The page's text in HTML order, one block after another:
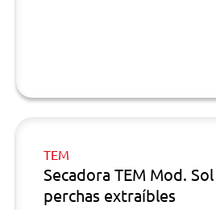
TEM
Secadora TEM Mod.
perchas extraíbles